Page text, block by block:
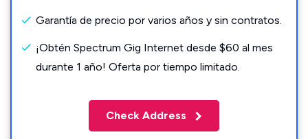
Garantía de precio por varios años y sin contratos.
¡Obtén Spectrum Gig Internet desde $60 al mes
durante 1 año! Oferta por tiempo limitado.
Check Address